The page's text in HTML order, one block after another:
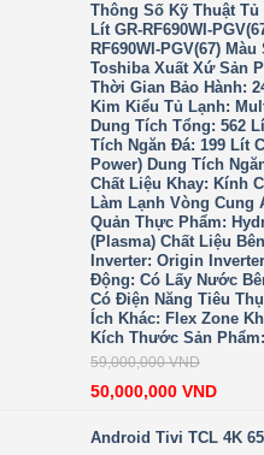
Thông Số Kỹ Thuật
Lít GR-RF690WI-
RF690WI-PGV(67)
Toshiba Xuất Xứ Sản
Thời Gian Bảo Hành:
Kim Kiểu Tủ Lạnh:
Dung Tích Tổng: 562
Tích Ngăn Đá: 199 Lít
Power) Dung Tích
Chất Liệu Khay: Kính
Làm Lạnh Vòng Cung
Quản Thực Phẩm:
(Plasma) Chất Liệu
Inverter: Origin
Động: Có Lấy Nước
Có Điện Năng Tiêu
Ích Khác: Flex Zone
Kích Thước Sản
59,000,000VND
50,000,000 VND
Android Tivi TCL 4K